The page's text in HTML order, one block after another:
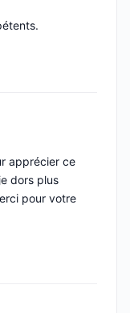
apprécier ce
dors plus
pour votre